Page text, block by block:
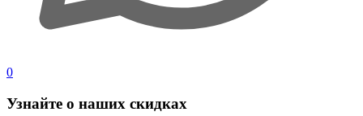
0
Узнайте о наших скидках